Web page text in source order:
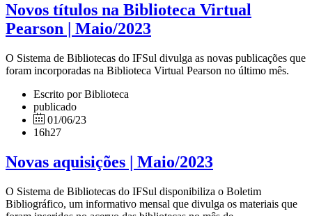
Novos títulos na Biblioteca Virtual
Pearson | Maio/2023
O Sistema de Bibliotecas do IFSul divulga as novas publicações que
foram incorporadas na Biblioteca Virtual Pearson no último mês.
Escrito por Biblioteca
publicado
01/06/23
16h27
Novas aquisições | Maio/2023
O Sistema de Bibliotecas do IFSul disponibiliza o Boletim
Bibliográfico, um informativo mensal que divulga os materiais que